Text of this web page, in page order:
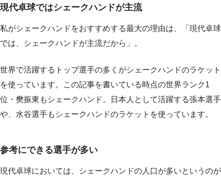
現代卓球ではシェークハンドが主流
私がシェークハンドをおすすめする最大の理由は、「現代卓球
では、シェークハンドが主流だから」。
世界で活躍するトップ選手の多くがシェークハンドのラケット
を使っています。この記事を書いている時点の世界ランク1
位・樊振東もシェークハンド。日本人として活躍する張本選手
や、水谷選手もシェークハンドのラケットを使っています。
参考にできる選手が多い
現代卓球においては、シェークハンドの人口が多いというのが